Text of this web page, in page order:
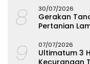
8 30/07/2026
Gerakan
Pertanian
9 07/07/2026
Ultimatum 3
Kecurangan